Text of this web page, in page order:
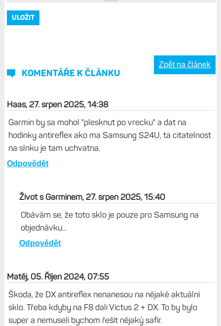
KOMENTÁŘE K ČLÁNKU
Zpět na článek
Haas, 27. srpen 2025, 14:38
Garmin by sa mohol "plesknut po vrecku" a dat na
hodinky antireflex ako ma Samsung S24U, ta citatelnost
na slnku je tam uchvatna.
Odpovědět
Život s Garminem, 27. srpen 2025, 15:40
Obávám se, že toto sklo je pouze pro Samsung na
objednávku...
Odpovědět
Matěj, 05. Říjen 2024, 07:55
Škoda, že DX antireflex nenanesou na nějaké aktuální
sklo. Třeba kdyby na F8 dali Victus 2 + DX. To by bylo
super a nemuseli bychom řešit nějaký safír.